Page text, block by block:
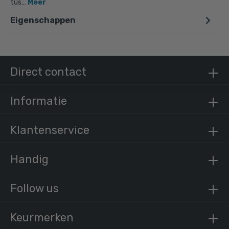
tus… Meer
Eigenschappen
€ 444,04 excl. BTW
Follow us
Keurmerken
Direct contact
Informatie
Klantenservice
Handig